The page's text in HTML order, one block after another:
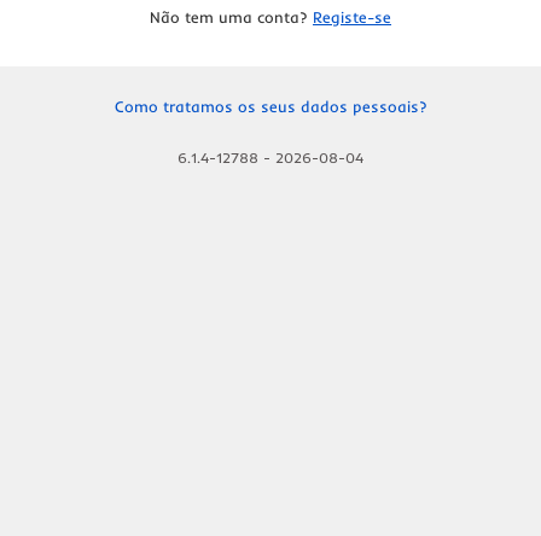
Não tem uma conta? Registe-se
Como tratamos os seus dados pessoais?
6.1.4-12788 - 2026-08-04